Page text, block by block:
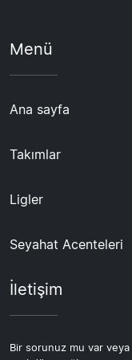
Menü
Ana sayfa
Takımlar
Ligler
Seyahat Acenteleri
İletişim
Bir sorunuz mu var